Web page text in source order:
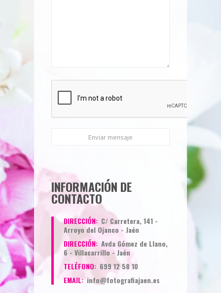
INFORMACIÓN DE
CONTACTO
DIRECCIÓN: C/ Carretera, 141 -
Arroyo del Ojanco - Jaén
DIRECCIÓN: Avda Gómez de Llano,
6 - Villacarrillo - Jaén
TELÉFONO: 699 12 58 10
EMAIL:info@fotografiajaen.es